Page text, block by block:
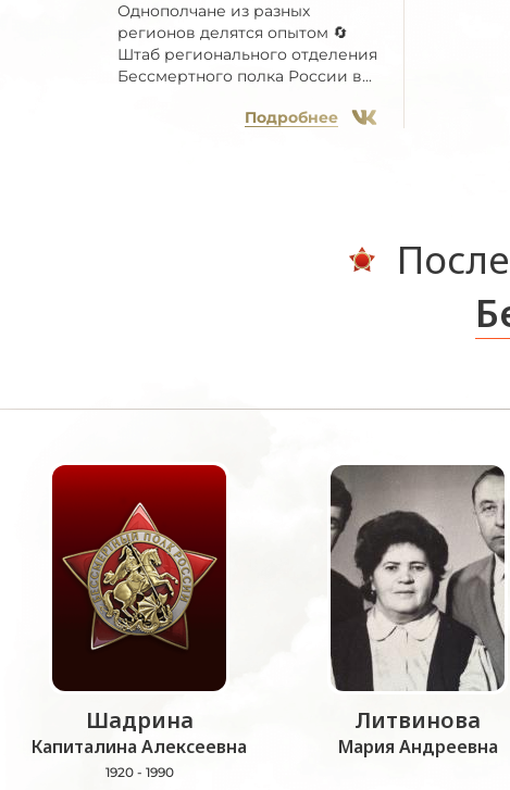
Однополчане из разных
регионов делятся опытом 🔄
Штаб регионального отделения
Бессмертного полка России в...
Подробнее
Шадрина
Капиталина Алексеевна
1920 - 1990
Литвинова
Мария Андреевна